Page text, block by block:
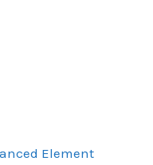
Element